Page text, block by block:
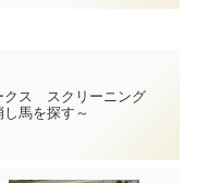
クス スクリーニング
馬を探す～